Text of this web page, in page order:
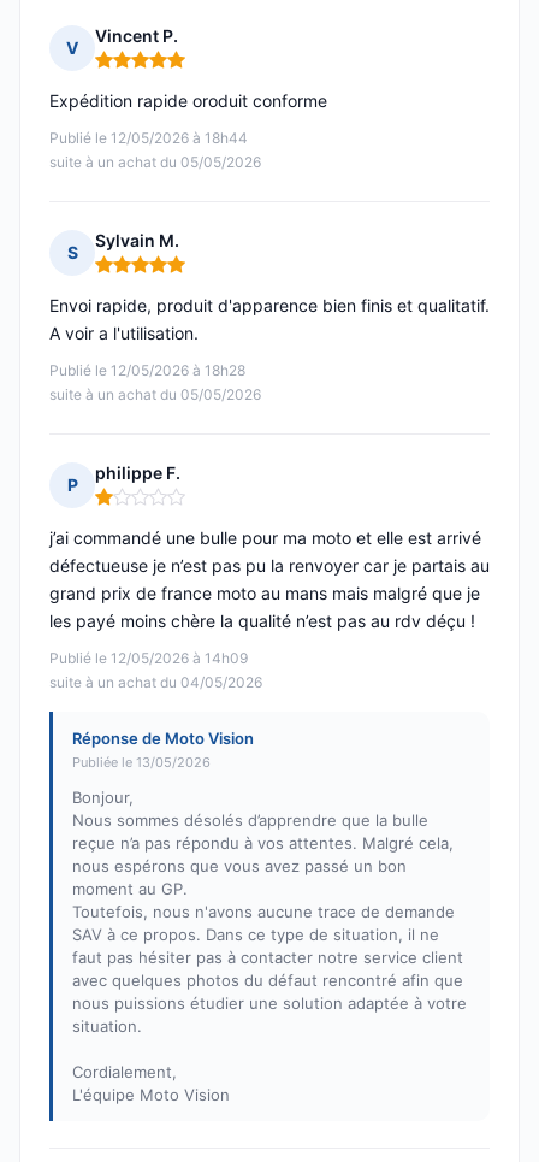
V
Vincent P.
Note : 5 sur 5
Publié le 12/05/2026 à 18h44
suite à un achat du 05/05/2026
Expédition rapide oroduit conforme
S
Sylvain M.
Note : 5 sur 5
Publié le 12/05/2026 à 18h28
suite à un achat du 05/05/2026
Envoi rapide, produit d'apparence bien finis et qualitatif.
A voir a l'utilisation.
P
philippe F.
Note : 1 sur 5
Publié le 12/05/2026 à 14h09
suite à un achat du 04/05/2026
j’ai commandé une bulle pour ma moto et elle est arrivé
défectueuse je n’est pas pu la renvoyer car je partais au
grand prix de france moto au mans mais malgré que je
les payé moins chère la qualité n’est pas au rdv déçu !
Réponse de Moto Vision
Publiée le 13/05/2026
Bonjour,
Nous sommes désolés d’apprendre que la bulle
reçue n’a pas répondu à vos attentes. Malgré cela,
nous espérons que vous avez passé un bon
moment au GP.
Toutefois, nous n'avons aucune trace de demande
SAV à ce propos. Dans ce type de situation, il ne
faut pas hésiter pas à contacter notre service client
avec quelques photos du défaut rencontré afin que
nous puissions étudier une solution adaptée à votre
situation.
Cordialement,
L'équipe Moto Vision